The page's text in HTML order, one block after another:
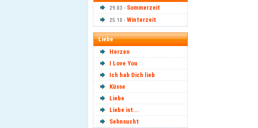
29.03 - Sommerzeit
25.10 - Winterzeit
Liebe
Herzen
I Love You
Ich hab Dich lieb
Küsse
Liebe
Liebe ist...
Sehnsucht